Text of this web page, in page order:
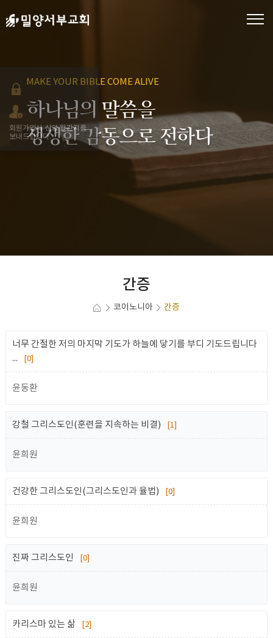
회원가입시 신앙 월간지를
보내드립니다.
MAKE YOUR BIBLE COME ALIVE
하나님의 말씀을
생생한 감동으로 전하다
간증
코이노니아 간증
너무 간절한 저의 마지막 기도가 하늘에 닿기를 부디 기도드립니다
...
[0]
윤동환
강철 그리스도인(훈련을 지속하는 비결) [1]
윤희원
건강한 그리스도인(그리스도인과 율법) [0]
윤희원
진짜 그리스도인 [0]
윤희원
카리스마 있는 삶 [2]